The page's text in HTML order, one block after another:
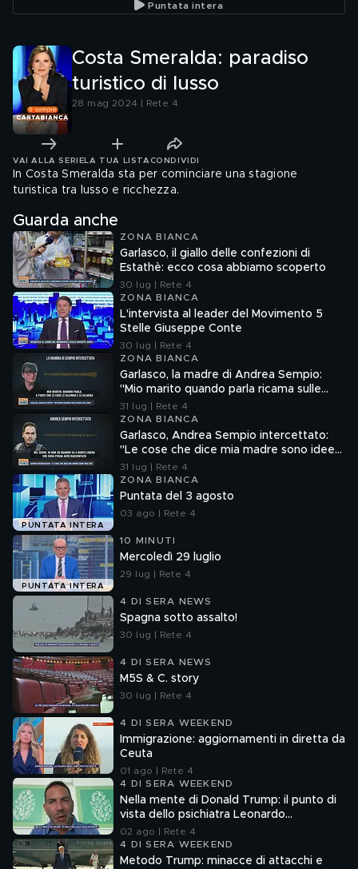
Puntata intera
Costa Smeralda: paradiso
turistico di lusso
28 mag 2024 | Rete 4
VAI ALLA SERIE LA TUA LISTA CONDIVIDI
In Costa Smeralda sta per cominciare una stagione
turistica tra lusso e ricchezza.
Guarda anche
ZONA BIANCA
Garlasco, il giallo delle confezioni di
Estathè: ecco cosa abbiamo scoperto
30 lug | Rete 4
ZONA BIANCA
L'intervista al leader del Movimento 5
Stelle Giuseppe Conte
30 lug | Rete 4
ZONA BIANCA
Garlasco, la madre di Andrea Sempio:
"Mio marito quando parla ricama sulle
cose"
31 lug | Rete 4
ZONA BIANCA
Garlasco, Andrea Sempio intercettato:
"Le cose che dice mia madre sono idee
sue"
31 lug | Rete 4
PUNTATA INTERA
ZONA BIANCA
Puntata del 3 agosto
03 ago | Rete 4
PUNTATA INTERA
10 MINUTI
Mercoledì 29 luglio
29 lug | Rete 4
4 DI SERA NEWS
Spagna sotto assalto!
30 lug | Rete 4
4 DI SERA NEWS
M5S & C. story
30 lug | Rete 4
4 DI SERA WEEKEND
Immigrazione: aggiornamenti in diretta da
Ceuta
01 ago | Rete 4
4 DI SERA WEEKEND
Nella mente di Donald Trump: il punto di
vista dello psichiatra Leonardo
Mendolicchio
02 ago | Rete 4
4 DI SERA WEEKEND
Metodo Trump: minacce di attacchi e